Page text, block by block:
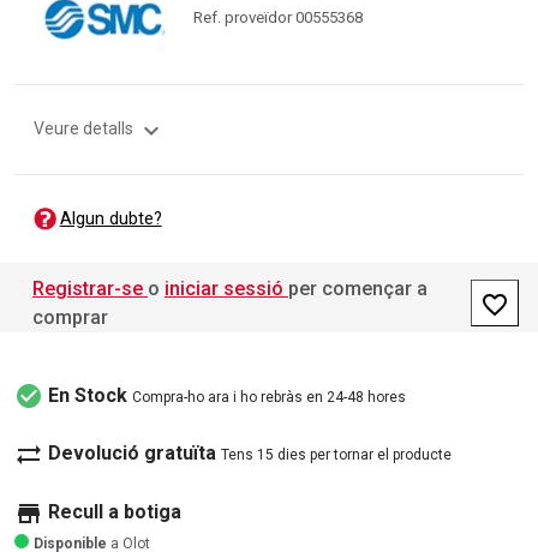
Ref. proveïdor 00555368
Veure detalls expand_more
Algun dubte?
Registrar-se o iniciar sessió per començar a
comprar
favorite_border
check_circle En Stock Compra-ho ara i ho rebràs en 24-48 hores
sync_alt Devolució gratuïta Tens 15 dies per tornar el producte
store Recull a botiga
Disponible a Olot